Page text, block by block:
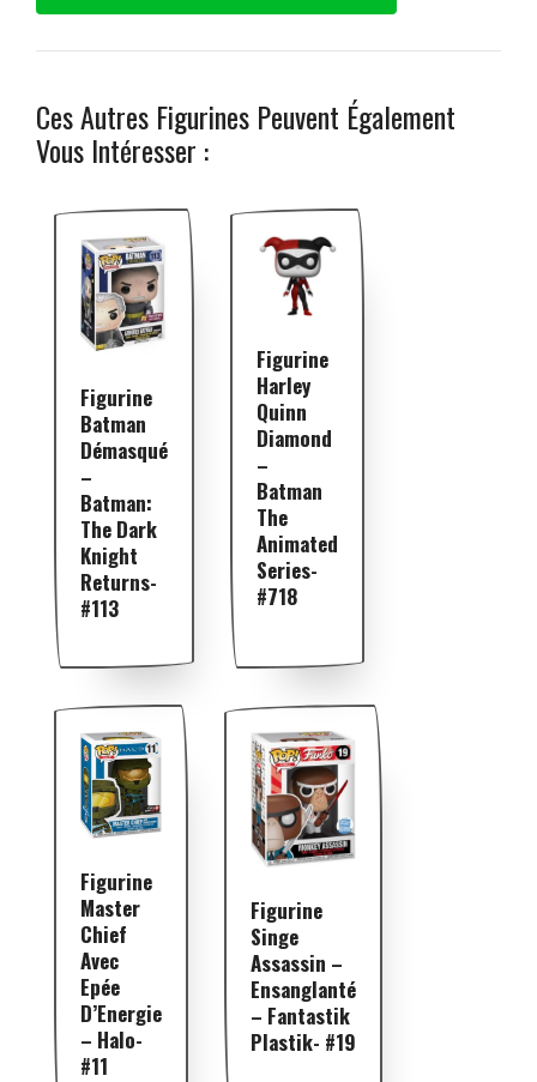
Ces Autres Figurines Peuvent Également
Vous Intéresser :
Figurine
Batman
Démasqué
–
Batman:
The Dark
Knight
Returns-
#113
Figurine
Harley
Quinn
Diamond
–
Batman
The
Animated
Series-
#718
Figurine
Master
Chief
Avec
Epée
D’Energie
– Halo-
#11
Figurine
Singe
Assassin –
Ensanglanté
– Fantastik
Plastik- #19